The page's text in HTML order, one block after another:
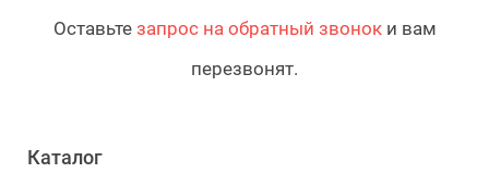
Оставьте запрос на обратный звоноки вам
перезвонят.
Каталог